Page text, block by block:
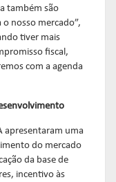
também são
nosso mercado”,
tiver mais
fiscal,
com a agenda
apresentaram uma
do mercado
da base de
incentivo às